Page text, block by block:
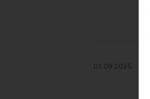
01.09.2025